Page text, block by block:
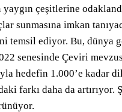
çeşitlerine
sunmasına imkan
temsil ediyor. Bu, dünya
senesinde Çeviri
hedefin 1.000’e kadar
farkı daha da